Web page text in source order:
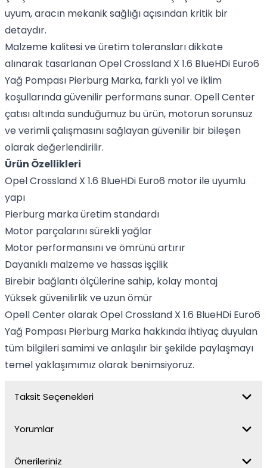
uyum, aracın mekanik sağlığı açısından kritik bir
detaydır.
Malzeme kalitesi ve üretim toleransları dikkate
alınarak tasarlanan Opel Crossland X 1.6 BlueHDi Euro6
Yağ Pompası Pierburg Marka, farklı yol ve iklim
koşullarında güvenilir performans sunar. Opell Center
çatısı altında sunduğumuz bu ürün, motorun sorunsuz
ve verimli çalışmasını sağlayan güvenilir bir bileşen
olarak değerlendirilir.
Ürün Özellikleri
Opel Crossland X 1.6 BlueHDi Euro6 motor ile uyumlu
yapı
Pierburg marka üretim standardı
Motor parçalarını sürekli yağlar
Motor performansını ve ömrünü artırır
Dayanıklı malzeme ve hassas işçilik
Birebir bağlantı ölçülerine sahip, kolay montaj
Yüksek güvenilirlik ve uzun ömür
Opell Center olarak Opel Crossland X 1.6 BlueHDi Euro6
Yağ Pompası Pierburg Marka hakkında ihtiyaç duyulan
tüm bilgileri samimi ve anlaşılır bir şekilde paylaşmayı
temel yaklaşımımız olarak benimsiyoruz.
Taksit Seçenekleri
Yorumlar
Önerileriniz